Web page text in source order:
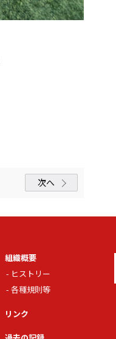
次へ
組織概要
ヒストリー
各種規則等
リンク